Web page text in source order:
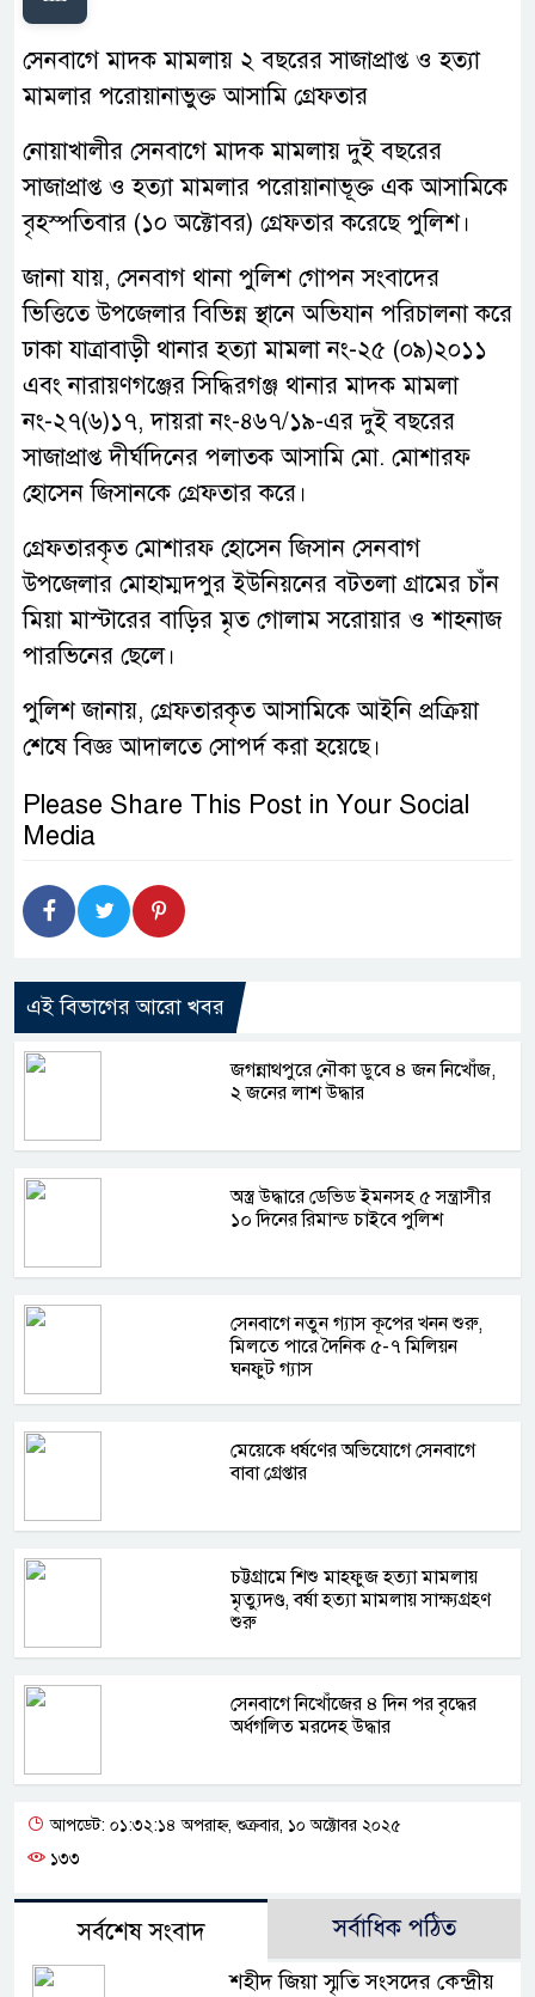
সেনবাগে মাদক মামলায় ২ বছরের সাজাপ্রাপ্ত ও হত্যা
মামলার পরোয়ানাভুক্ত আসামি গ্রেফতার
নোয়াখালীর সেনবাগে মাদক মামলায় দুই বছরের
সাজাপ্রাপ্ত ও হত্যা মামলার পরোয়ানাভূক্ত এক আসামিকে
বৃহস্পতিবার (১০ অক্টোবর) গ্রেফতার করেছে পুলিশ।
জানা যায়, সেনবাগ থানা পুলিশ গোপন সংবাদের
ভিত্তিতে উপজেলার বিভিন্ন স্থানে অভিযান পরিচালনা করে
ঢাকা যাত্রাবাড়ী থানার হত্যা মামলা নং-২৫ (০৯)২০১১
এবং নারায়ণগঞ্জের সিদ্ধিরগঞ্জ থানার মাদক মামলা
নং-২৭(৬)১৭, দায়রা নং-৪৬৭/১৯-এর দুই বছরের
সাজাপ্রাপ্ত দীর্ঘদিনের পলাতক আসামি মো. মোশারফ
হোসেন জিসানকে গ্রেফতার করে।
গ্রেফতারকৃত মোশারফ হোসেন জিসান সেনবাগ
উপজেলার মোহাম্মদপুর ইউনিয়নের বটতলা গ্রামের চাঁন
মিয়া মাস্টারের বাড়ির মৃত গোলাম সরোয়ার ও শাহনাজ
পারভিনের ছেলে।
পুলিশ জানায়, গ্রেফতারকৃত আসামিকে আইনি প্রক্রিয়া
শেষে বিজ্ঞ আদালতে সোপর্দ করা হয়েছে।
Please Share This Post in Your Social
Media
এই বিভাগের আরো খবর
জগন্নাথপুরে নৌকা ডুবে ৪ জন নিখোঁজ,
২ জনের লাশ উদ্ধার
অস্ত্র উদ্ধারে ডেভিড ইমনসহ ৫ সন্ত্রাসীর
১০ দিনের রিমান্ড চাইবে পুলিশ
সেনবাগে নতুন গ্যাস কূপের খনন শুরু,
মিলতে পারে দৈনিক ৫-৭ মিলিয়ন
ঘনফুট গ্যাস
মেয়েকে ধর্ষণের অভিযোগে সেনবাগে
বাবা গ্রেপ্তার
চট্টগ্রামে শিশু মাহফুজ হত্যা মামলায়
মৃত্যুদণ্ড, বর্ষা হত্যা মামলায় সাক্ষ্যগ্রহণ
শুরু
সেনবাগে নিখোঁজের ৪ দিন পর বৃদ্ধের
অর্ধগলিত মরদেহ উদ্ধার
আপডেট: ০১:৩২:১৪ অপরাহ্ন, শুক্রবার, ১০ অক্টোবর ২০২৫
১৩৩
সর্বশেষ সংবাদ সর্বাধিক পঠিত
শহীদ জিয়া স্মৃতি সংসদের কেন্দ্রীয়